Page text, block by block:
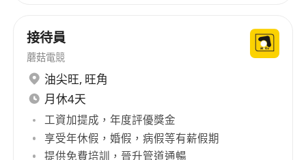
8 days' Annual Leave
5 days work week
Meal allowance
Working location:
Street, 1-3/F, Central
接待員
蘑菇電競
油尖旺, 旺角
月休4天
工資加提成，年度評優獎金
享受年休假，婚假，病假等有薪假期
提供免費培訓，晉升管道通暢